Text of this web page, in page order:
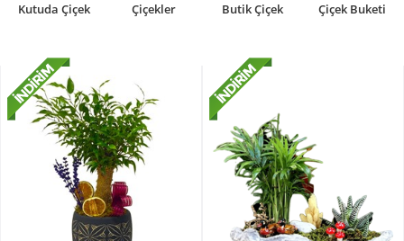
Kutuda Çiçek Çiçekler Butik Çiçek Çiçek Buketi